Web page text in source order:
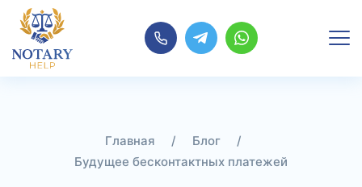
Перейти
содержимому
Главная / Блог
/
Будущее бесконтактных платежей